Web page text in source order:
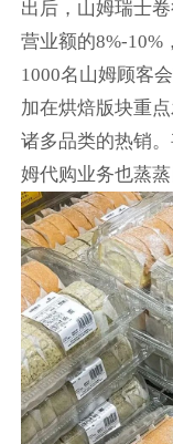
出后，山姆瑞士
营业额的8%-10%
1000名山姆顾客
加在烘焙版块重
诸多品类的热销
姆代购业务也蒸蒸